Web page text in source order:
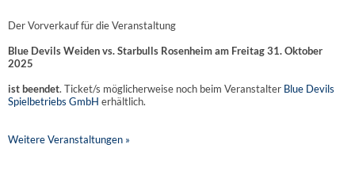
Der Vorverkauf für die Veranstaltung
Blue Devils Weiden vs. Starbulls Rosenheim am Freitag 31. Oktober
2025
ist beendet. Ticket/s möglicherweise noch beim Veranstalter Blue Devils
Spielbetriebs GmbH erhältlich.
Weitere Veranstaltungen »